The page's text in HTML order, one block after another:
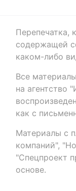
Перепечатка,
содержащей
каком-либо
Все
на агентство
как с
Материалы с
компаний",
"Спецпроект
основе.